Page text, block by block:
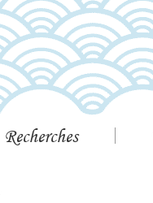
Recherches